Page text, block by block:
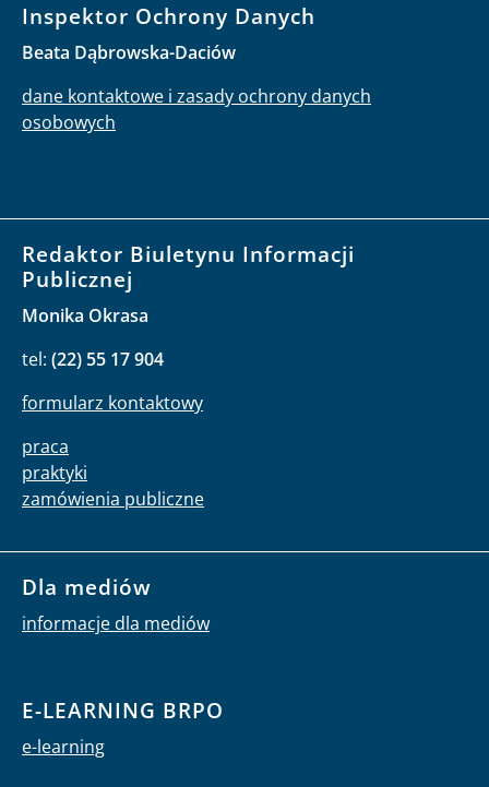
Inspektor Ochrony Danych
Beata Dąbrowska-Daciów
dane kontaktowe i zasady ochrony danych
osobowych
Redaktor Biuletynu Informacji
Publicznej
Monika Okrasa
tel: (22) 55 17 904
formularz kontaktowy
praca
praktyki
zamówienia publiczne
Dla mediów
informacje dla mediów
E-LEARNING BRPO
e-learning